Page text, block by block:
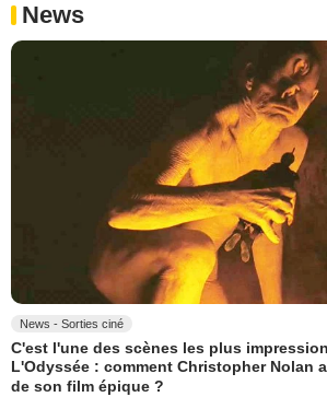
News
News - Sorties ciné
C'est l'une des scènes les plus
L'Odyssée : comment Christopher Nolan
de son film épique ?